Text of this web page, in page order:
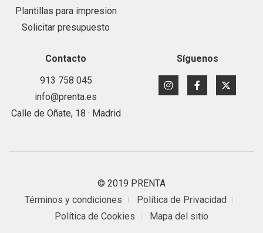
Plantillas para impresion
Solicitar presupuesto
Contacto
913 758 045
info@prenta.es
Calle de Oñate, 18 · Madrid
Síguenos
© 2019 PRENTA
Términos y condiciones
Política de Privacidad
Política de Cookies
Mapa del sitio